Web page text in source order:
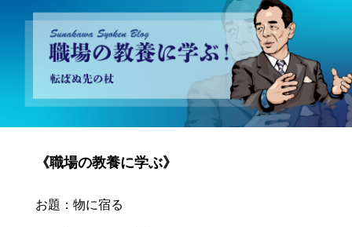
砂川昇建会長ブログ 職場の教養に学ぶ！～転ばぬ先の杖～
《職場の教養に学ぶ》
お題：物に宿る